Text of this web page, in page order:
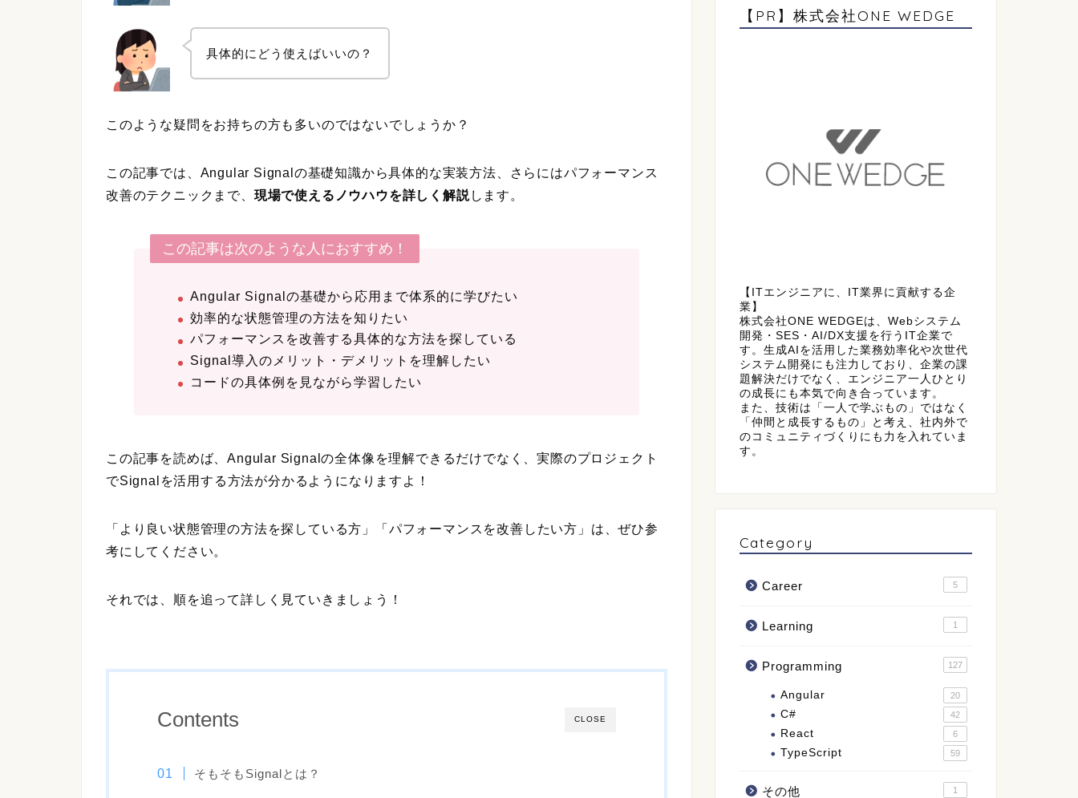
具体的にどう使えばいいの？
このような疑問をお持ちの方も多いのではないでしょうか？
この記事では、Angular Signalの基礎知識から具体的な実装方法、さらにはパフォーマンス
改善のテクニックまで、 現場で使えるノウハウを詳しく解説します。
この記事は次のような人におすすめ！
Angular Signalの基礎から応用まで体系的に学びたい
効率的な状態管理の方法を知りたい
パフォーマンスを改善する具体的な方法を探している
Signal導入のメリット・デメリットを理解したい
コードの具体例を見ながら学習したい
この記事を読めば、Angular Signalの全体像を理解できるだけでなく、実際のプロジェクト
でSignalを活用する方法が分かるようになりますよ！
「より良い状態管理の方法を探している方」「パフォーマンスを改善したい方」は、ぜひ参
考にしてください。
それでは、順を追って詳しく見ていきましょう！
CLOSE
Contents
そもそもSignalとは？
【PR】株式会社ONE WEDGE
【ITエンジニアに、IT業界に貢献する企
業】
株式会社ONE WEDGEは、Webシステム
開発・SES・AI/DX支援を行うIT企業で
す。生成AIを活用した業務効率化や次世代
システム開発にも注力しており、企業の課
題解決だけでなく、エンジニア一人ひとり
の成長にも本気で向き合っています。
また、技術は「一人で学ぶもの」ではなく
「仲間と成長するもの」と考え、社内外で
のコミュニティづくりにも力を入れていま
す。
Category
Career 5
Learning 1
Programming 127
Angular 20
C# 42
React 6
TypeScript 59
その他 1